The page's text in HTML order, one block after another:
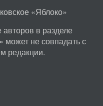
«Яблоко»
в разделе
может не совпадать с
редакции.